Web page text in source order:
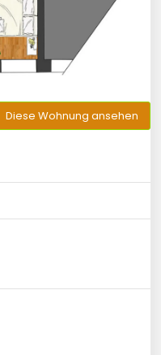
Diese Wohnung ansehen